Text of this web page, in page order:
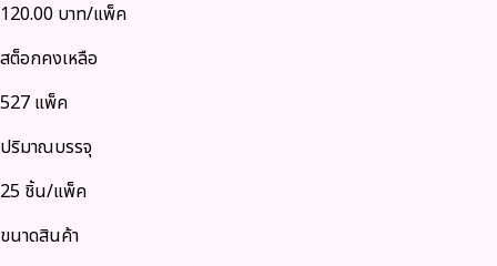
120.00 บาท/แพ็ค
สต็อกคงเหลือ
527 แพ็ค
ปริมาณบรรจุ
25 ชิ้น/แพ็ค
ขนาดสินค้า